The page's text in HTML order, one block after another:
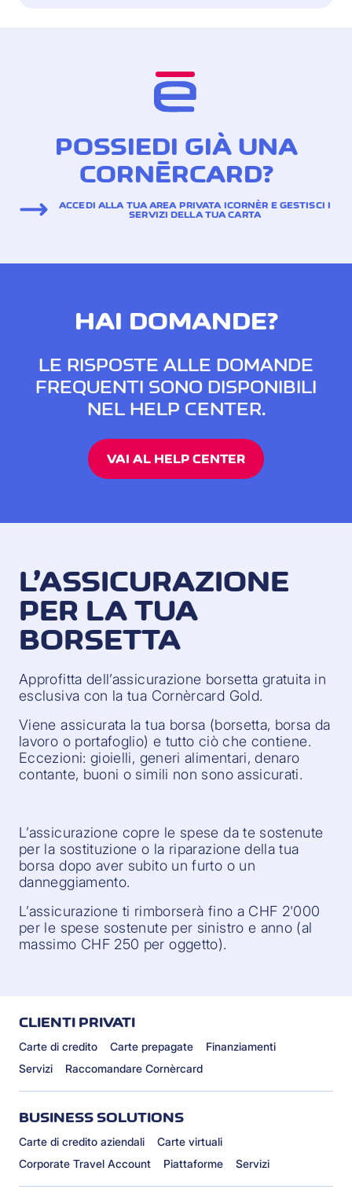
condizioni giuridiche
vincolanti sono contenute
nelle Condizioni Generali
d’Assicurazione.
Inclusa gratuitamente
(disponibile soltanto per la carta di credito Cornèrcard
Gold)
POSSIEDI GIÀ UNA
CORNÈRCARD?
ACCEDI ALLA TUA AREA PRIVATA ICORNÈR E GESTISCI I
SERVIZI DELLA TUA CARTA
HAI DOMANDE?
LE RISPOSTE ALLE DOMANDE
FREQUENTI SONO DISPONIBILI
NEL HELP CENTER.
VAI AL HELP CENTER
L’ASSICURAZIONE
PER LA TUA
BORSETTA
Approfitta dell’assicurazione borsetta gratuita in
esclusiva con la tua Cornèrcard Gold.
Viene assicurata la tua borsa (borsetta, borsa da
lavoro o portafoglio) e tutto ciò che contiene.
Eccezioni: gioielli, generi alimentari, denaro
contante, buoni o simili non sono assicurati.
L’assicurazione copre le spese da te sostenute
per la sostituzione o la riparazione della tua
borsa dopo aver subito un furto o un
danneggiamento.
L’assicurazione ti rimborserà fino a CHF 2'000
per le spese sostenute per sinistro e anno (al
massimo CHF 250 per oggetto).
CLIENTI PRIVATI
Carte di credito Carte prepagate
Finanziamenti
Servizi
Raccomandare Cornèrcard
BUSINESS SOLUTIONS
Carte di credito aziendali
Carte virtuali
Corporate Travel Account
Piattaforme Servizi